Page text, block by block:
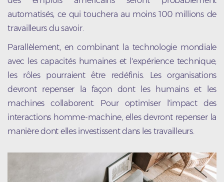
automatisés, ce qui touchera au moins 100 millions de
travailleurs du savoir.
Parallèlement, en combinant la technologie mondiale
avec les capacités humaines et l'expérience technique,
les rôles pourraient être redéfinis. Les organisations
devront repenser la façon dont les humains et les
machines collaborent. Pour optimiser l'impact des
interactions homme-machine, elles devront repenser la
manière dont elles investissent dans les travailleurs.